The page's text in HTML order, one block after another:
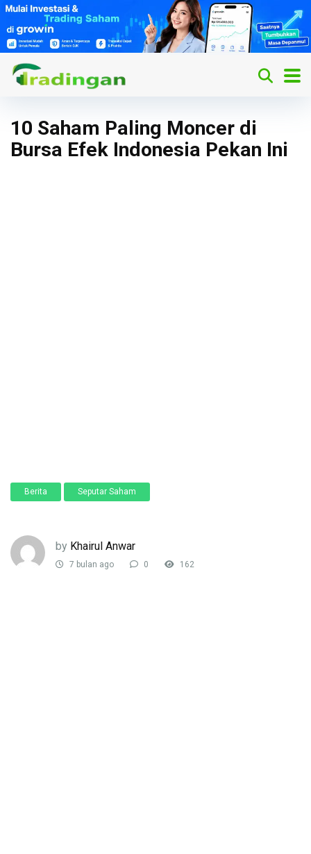
10 Saham Paling Moncer di
Bursa Efek Indonesia Pekan Ini
Berita Seputar Saham
by Khairul Anwar
7 bulan ago 0 162